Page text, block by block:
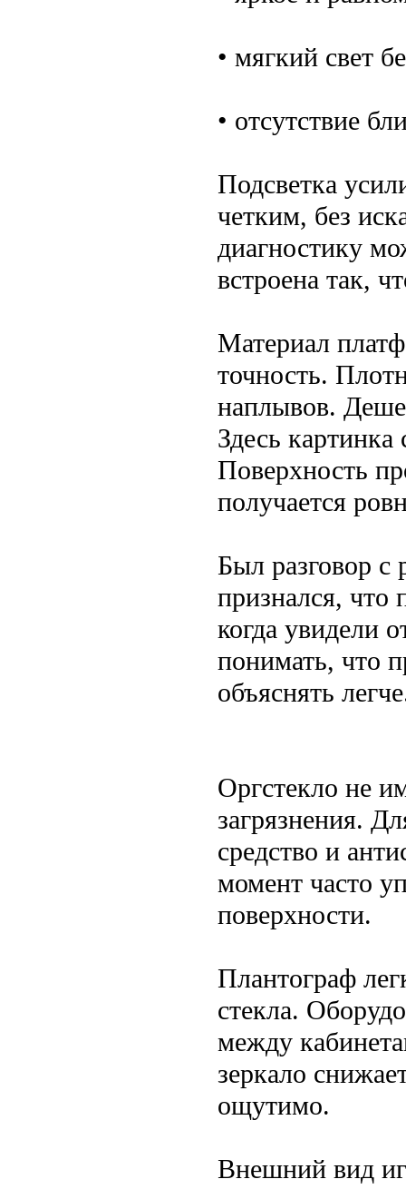
• мягкий свет
• отсутствие
Подсветка
четким, без
диагностику
встроена так,
Материал
точность.
наплывов.
Здесь
Поверхность
получается
Был разговор с
признался, что
когда увидели
понимать, что
объяснять
Оргстекло не
загрязнения.
средство и
момент часто
поверхности.
Плантограф
стекла.
между
зеркало
ощутимо.
Внешний вид